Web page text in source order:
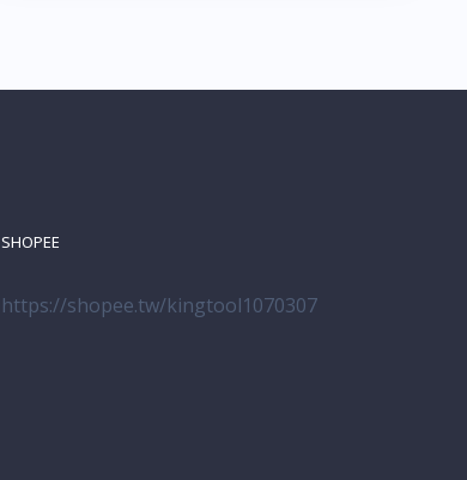
SHOPEE
https://shopee.tw/kingtool1070307